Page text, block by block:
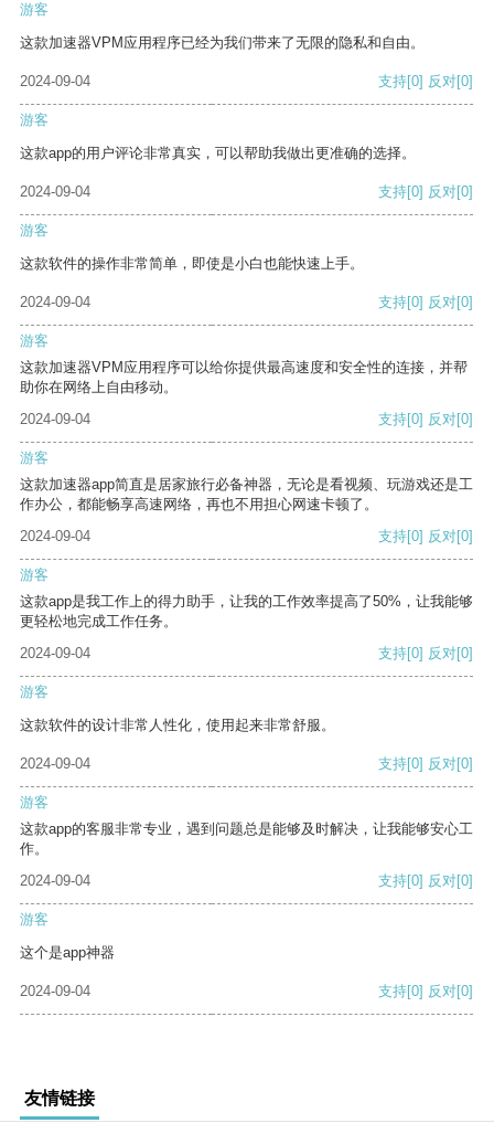
游客
这款加速器VPM应用程序已经为我们带来了无限的隐私和自由。
2024-09-04 支持[0] 反对[0]
游客
这款app的用户评论非常真实，可以帮助我做出更准确的选择。
2024-09-04 支持[0] 反对[0]
游客
这款软件的操作非常简单，即使是小白也能快速上手。
2024-09-04 支持[0] 反对[0]
游客
这款加速器VPM应用程序可以给你提供最高速度和安全性的连接，并帮
助你在网络上自由移动。
2024-09-04
支持[0] 反对[0]
游客
这款加速器app简直是居家旅行必备神器，无论是看视频、玩游戏还是工
作办公，都能畅享高速网络，再也不用担心网速卡顿了。
2024-09-04
支持[0] 反对[0]
游客
这款app是我工作上的得力助手，让我的工作效率提高了50%，让我能够
更轻松地完成工作任务。
2024-09-04
支持[0] 反对[0]
游客
这款软件的设计非常人性化，使用起来非常舒服。
2024-09-04 支持[0] 反对[0]
游客
这款app的客服非常专业，遇到问题总是能够及时解决，让我能够安心工
作。
2024-09-04
支持[0] 反对[0]
游客
这个是app神器
2024-09-04 支持[0] 反对[0]
友情链接